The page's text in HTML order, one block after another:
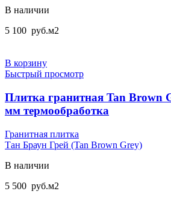
В наличии
5 100 руб.м2
В корзину
Быстрый просмотр
Плитка гранитная Tan Brown
мм термообработка
Гранитная плитка
Тан Браун Грей (Tan Brown Grey)
В наличии
5 500 руб.м2